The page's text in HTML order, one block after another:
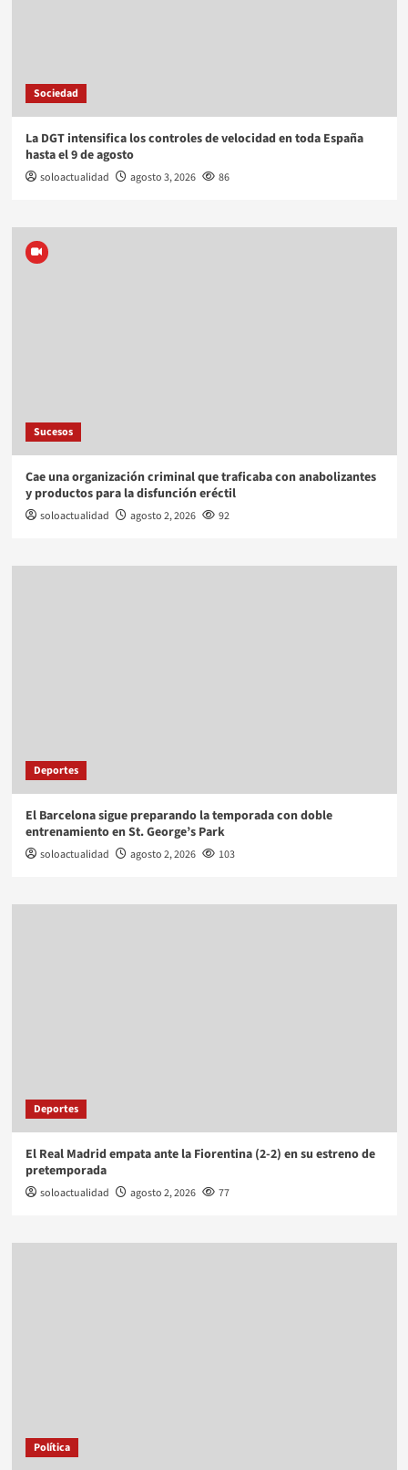
Sociedad
La DGT intensifica los controles de velocidad en toda España
hasta el 9 de agosto
soloactualidad agosto 3, 2026 86
Sucesos
Cae una organización criminal que traficaba con anabolizantes
y productos para la disfunción eréctil
soloactualidad agosto 2, 2026 92
Deportes
El Barcelona sigue preparando la temporada con doble
entrenamiento en St. George’s Park
soloactualidad agosto 2, 2026 103
Deportes
El Real Madrid empata ante la Fiorentina (2-2) en su estreno de
pretemporada
soloactualidad agosto 2, 2026 77
Política